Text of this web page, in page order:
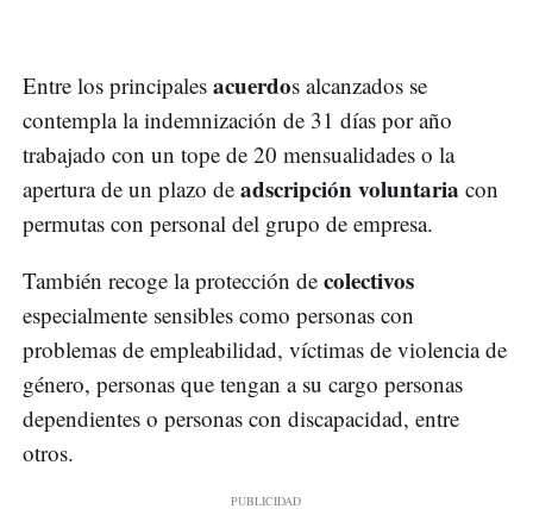
Entre los principales acuerdos alcanzados se
contempla la indemnización de 31 días por año
trabajado con un tope de 20 mensualidades o la
apertura de un plazo de adscripción voluntaria con
permutas con personal del grupo de empresa.
También recoge la protección de colectivos
especialmente sensibles como personas con
problemas de empleabilidad, víctimas de violencia de
género, personas que tengan a su cargo personas
dependientes o personas con discapacidad, entre
otros.